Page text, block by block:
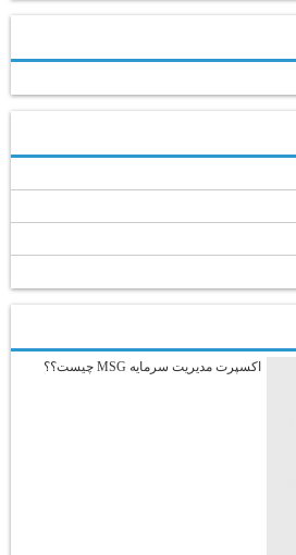
اکسپرت مدیریت سرمایه MSG چیست؟؟